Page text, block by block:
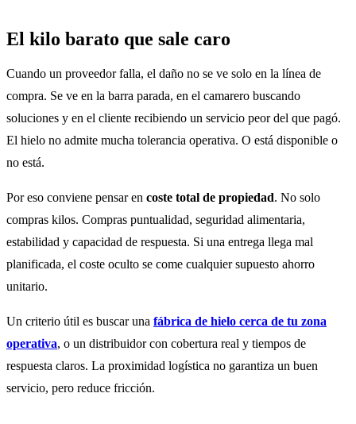
El kilo barato que sale caro
Cuando un proveedor falla, el daño no se ve solo en la línea de
compra. Se ve en la barra parada, en el camarero buscando
soluciones y en el cliente recibiendo un servicio peor del que pagó.
El hielo no admite mucha tolerancia operativa. O está disponible o
no está.
Por eso conviene pensar en coste total de propiedad. No solo
compras kilos. Compras puntualidad, seguridad alimentaria,
estabilidad y capacidad de respuesta. Si una entrega llega mal
planificada, el coste oculto se come cualquier supuesto ahorro
unitario.
Un criterio útil es buscar una fábrica de hielo cerca de tu zona
operativa, o un distribuidor con cobertura real y tiempos de
respuesta claros. La proximidad logística no garantiza un buen
servicio, pero reduce fricción.